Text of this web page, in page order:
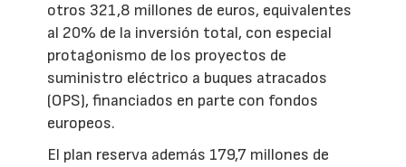
otros 321,8 millones de euros, equivalentes
al 20% de la inversión total, con especial
protagonismo de los proyectos de
suministro eléctrico a buques atracados
(OPS), financiados en parte con fondos
europeos.
El plan reserva además 179,7 millones de